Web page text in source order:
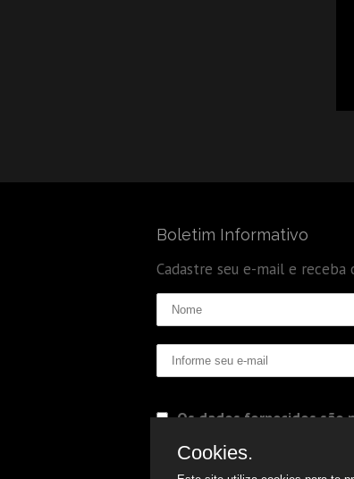
Boletim Informativo
Cadastre seu e-mail e
Os dados fornecidos são
Cookies.